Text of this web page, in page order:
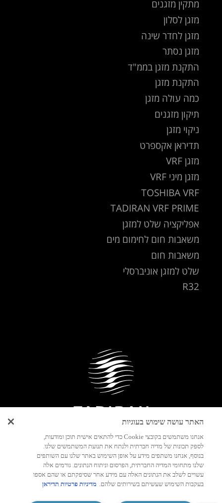
מתקין מזגנים
מזגן לסלון
מזגן לחדר שינה
מזגן נסתר
התקנת מזגן בממ"ד
התקנת מזגן
כמה עולה מזגן
תיקון מזגנים
ניקוי מזגן
תדיראן אקספרט
מזגן VRF
מזגן מיני VRF
TOSHIBA VRF
TADIRAN VRF PRIME
אפליקציה שלט למזגן
משאבות חום לחימום מים
משאבות חום
שלט למזגן אוניברסלי
R32
עקבו אחרינו
האתר עושה שימוש בעוגיות
אנחנו משתמשים בקובצי Cookie כדי להתאים אישית תוכן ומודעות,
לספק תכונות של מדיה חברתית ולנתח את תנועת המשתמשים שלנו.
בנוסף, אנחנו משתפים מידע על אופן השימוש באתר שלנו עם השותפים
שלנו מתחומי המדיה החברתית, הפרסום וניתוח הנתונים. גורמים אלה
עשויים לשלב את הנתונים האלה עם מידע אחר שסיפקתם או שהם אספו
בעקבות השימוש שעשיתם בשירותים שלהם. מדיניות פרטיות תדיראן